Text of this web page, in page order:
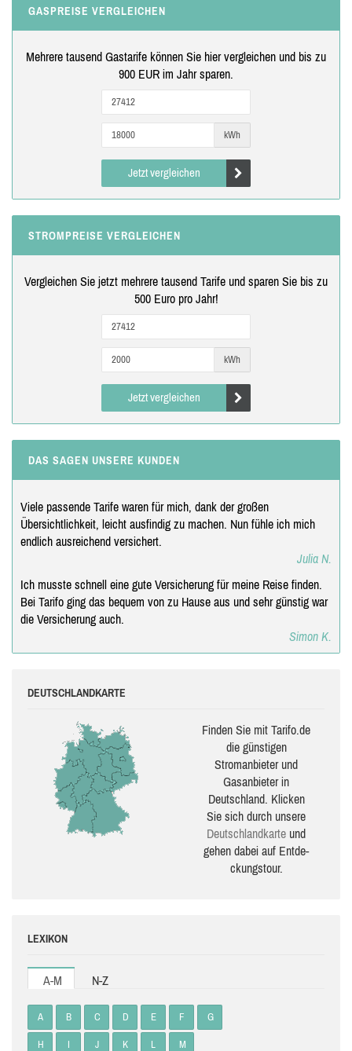
GASPREISE VERGLEICHEN
Mehrere tausend Gastarife können Sie hier vergleichen und bis zu
900 EUR im Jahr sparen.
kWh
Jetzt vergleichen
STROMPREISE VERGLEICHEN
Vergleichen Sie jetzt mehrere tausend Tarife und sparen Sie bis zu
500 Euro pro Jahr!
kWh
Jetzt vergleichen
DAS SAGEN UNSERE KUNDEN
Viele passende Tarife waren für mich, dank der großen
Übersichtlichkeit, leicht ausfindig zu machen. Nun fühle ich mich
endlich ausreichend versichert.
Julia N.
Ich musste schnell eine gute Versicherung für meine Reise finden.
Bei Tarifo ging das bequem von zu Hause aus und sehr günstig war
die Versicherung auch.
Simon K.
DEUTSCHLANDKARTE
Finden Sie mit Tarifo.de
die güns­ti­gen
Stromanbieter und
Gasanbieter in
Deutschland. Klicken
Sie sich durch unsere
Deutsch­land­karte und
gehen dabei auf Ent­de­
ckungs­tour.
LEXIKON
A-M N-Z
A B C D E F G
H I J K L M